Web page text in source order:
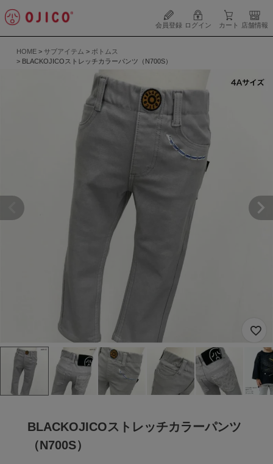
会員登録 ログイン カート 店舗情報
HOME サブアイテム
ボトムス
BLACKOJICOストレッチカラーパンツ（N700S）
BLACKOJICOストレッチカラーパンツ
（N700S）